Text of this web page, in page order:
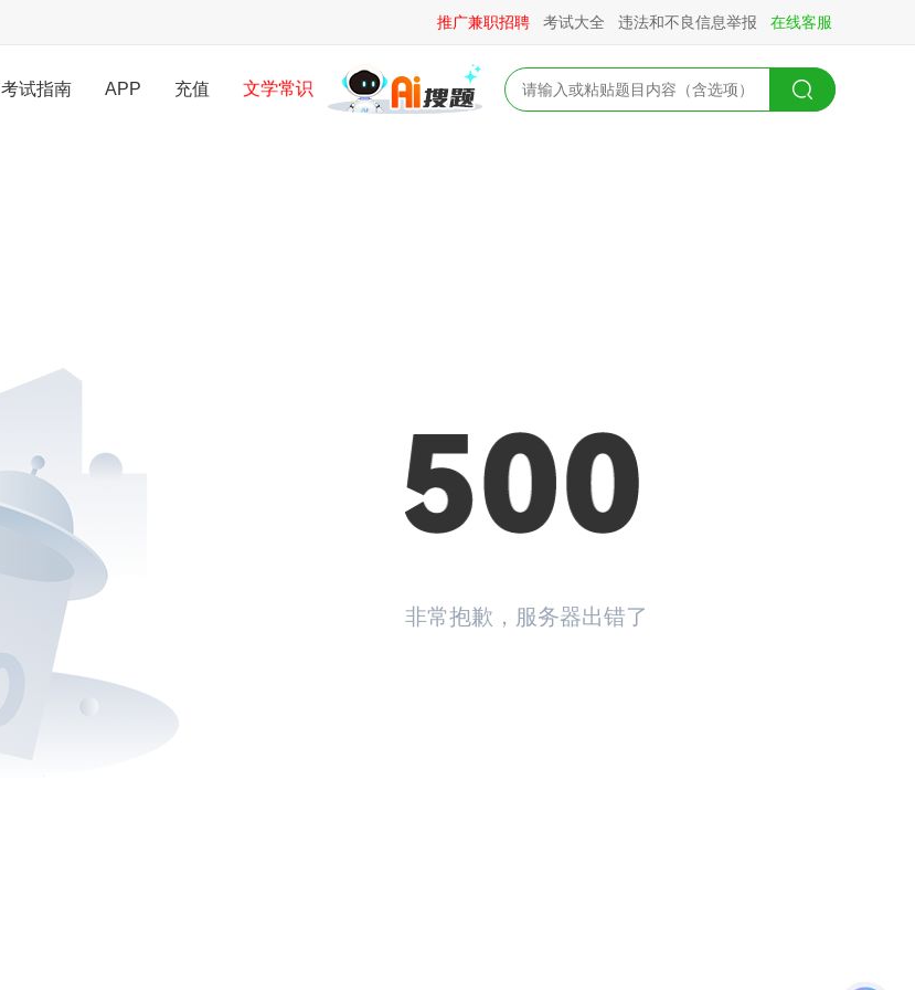
推广兼职招聘 考试大全 违法和不良信息举报 在线客服
考试指南 APP 充值 文学常识
非常抱歉，服务器出错了